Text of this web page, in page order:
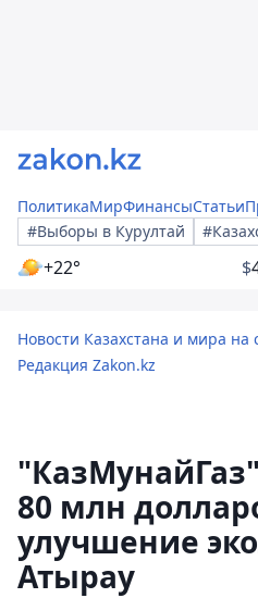
ПолитикаМирФинансыСтатьи
#Выборы в Курултай
+22° $
Новости Казахстана и мира на
Редакция Zakon.kz
80 млн
улучшение
Атырау